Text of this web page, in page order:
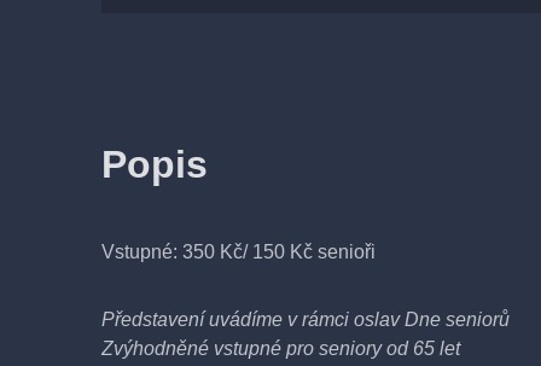
Popis
Vstupné: 350 Kč/ 150 Kč senioři
Představení uvádíme v rámci oslav Dne seniorů
Zvýhodněné vstupné pro seniory od 65 let